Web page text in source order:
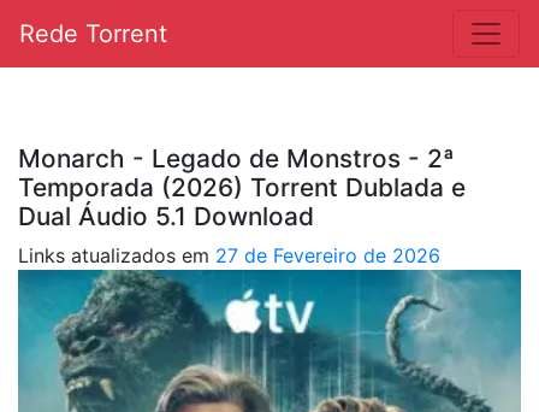
Rede Torrent
Monarch - Legado de Monstros - 2ª
Temporada (2026) Torrent Dublada e
Dual Áudio 5.1 Download
Links atualizados em 27 de Fevereiro de 2026